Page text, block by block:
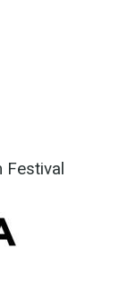
Festival